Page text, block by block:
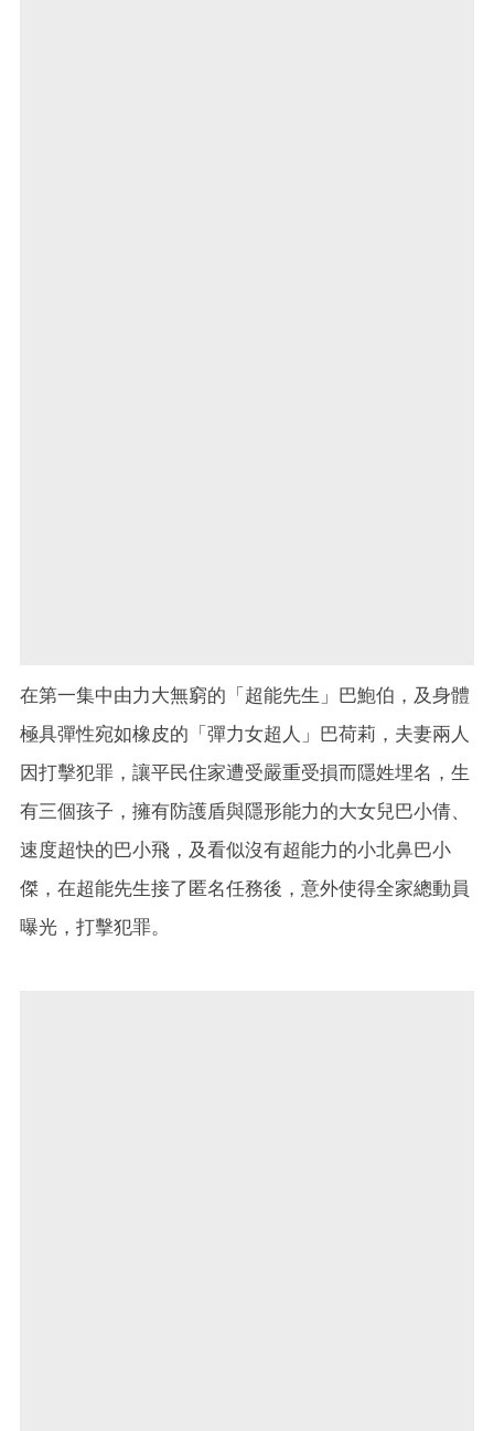
在第一集中由力大無窮的「超能先生」巴鮑伯，及身體
極具彈性宛如橡皮的「彈力女超人」巴荷莉，夫妻兩人
因打擊犯罪，讓平民住家遭受嚴重受損而隱姓埋名，生
有三個孩子，擁有防護盾與隱形能力的大女兒巴小倩、
速度超快的巴小飛，及看似沒有超能力的小北鼻巴小
傑，在超能先生接了匿名任務後，意外使得全家總動員
曝光，打擊犯罪。